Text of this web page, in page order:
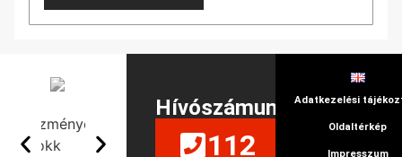
Hívószámunk
112
Adatkezelési
Oldaltérkép
Impresszum